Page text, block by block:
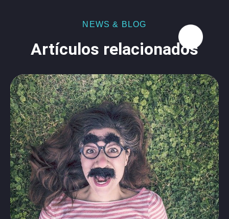
NEWS & BLOG
Artículos relacionados